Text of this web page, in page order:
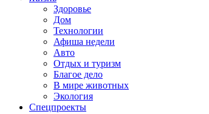
Здоровье
Дом
Технологии
Афиша недели
Авто
Отдых и туризм
Благое дело
В мире животных
Экология
Спецпроекты